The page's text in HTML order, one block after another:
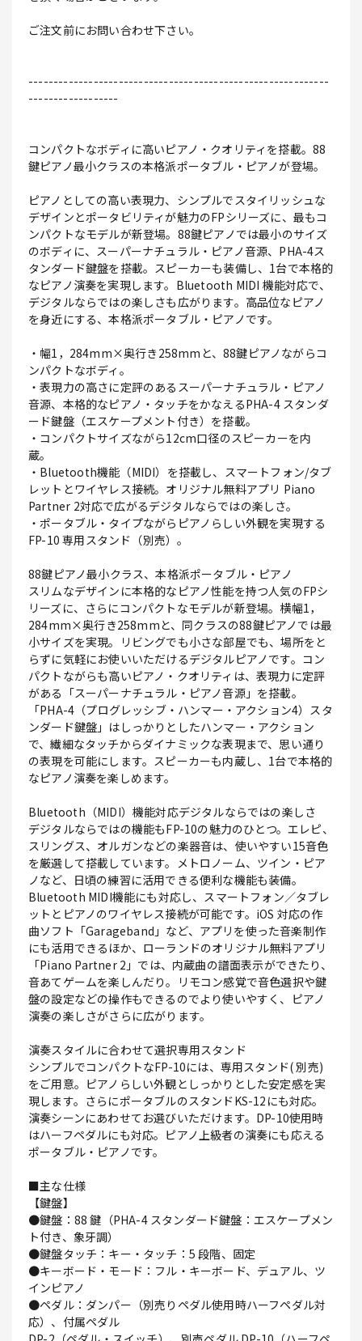
ご注文前にお問い合わせ下さい。
------------------------------------------------------------
------------------
コンパクトなボディに高いピアノ・クオリティを搭載。88
鍵ピアノ最小クラスの本格派ポータブル・ピアノが登場。
ピアノとしての高い表現力、シンプルでスタイリッシュな
デザインとポータビリティが魅力のFPシリーズに、最もコ
ンパクトなモデルが新登場。88鍵ピアノでは最小のサイズ
のボディに、スーパーナチュラル・ピアノ音源、PHA-4ス
タンダード鍵盤を搭載。スピーカーも装備し、1台で本格的
なピアノ演奏を実現します。Bluetooth MIDI 機能対応で、
デジタルならではの楽しさも広がります。高品位なピアノ
を身近にする、本格派ポータブル・ピアノです。
・幅1，284mm×奥行き258mmと、88鍵ピアノながらコ
ンパクトなボディ。
・表現力の高さに定評のあるスーパーナチュラル・ピアノ
音源、本格的なピアノ・タッチをかなえるPHA-4 スタンダ
ード鍵盤（エスケープメント付き）を搭載。
・コンパクトサイズながら12cm口径のスピーカーを内
蔵。
・Bluetooth機能（MIDI）を搭載し、スマートフォン/タブ
レットとワイヤレス接続。オリジナル無料アプリ Piano
Partner 2対応で広がるデジタルならではの楽しさ。
・ポータブル・タイプながらピアノらしい外観を実現する
FP-10 専用スタンド（別売）。
88鍵ピアノ最小クラス、本格派ポータブル・ピアノ
スリムなデザインに本格的なピアノ性能を持つ人気のFPシ
リーズに、さらにコンパクトなモデルが新登場。横幅1，
284mm×奥行き258mmと、同クラスの88鍵ピアノでは最
小サイズを実現。リビングでも小さな部屋でも、場所をと
らずに気軽にお使いいただけるデジタルピアノです。コン
パクトながらも高いピアノ・クオリティは、表現力に定評
がある「スーパーナチュラル・ピアノ音源」を搭載。
「PHA-4（プログレッシブ・ハンマー・アクション4）スタ
ンダード鍵盤」はしっかりとしたハンマー・アクション
で、繊細なタッチからダイナミックな表現まで、思い通り
の表現を可能にします。スピーカーも内蔵し、1台で本格的
なピアノ演奏を楽しめます。
Bluetooth（MIDI）機能対応デジタルならではの楽しさ
デジタルならではの機能もFP-10の魅力のひとつ。エレピ、
スリングス、オルガンなどの楽器音は、使いやすい15音色
を厳選して搭載しています。メトロノーム、ツイン・ピア
ノなど、日頃の練習に活用できる便利な機能も装備。
Bluetooth MIDI機能にも対応し、スマートフォン／タブレ
ットとピアノのワイヤレス接続が可能です。iOS 対応の作
曲ソフト「Garageband」など、アプリを使った音楽制作
にも活用できるほか、ローランドのオリジナル無料アプリ
「Piano Partner 2」では、内蔵曲の譜面表示ができたり、
音あてゲームを楽しんだり。リモコン感覚で音色選択や鍵
盤の設定などの操作もできるのでより使いやすく、ピアノ
演奏の楽しさがさらに広がります。
演奏スタイルに合わせて選択専用スタンド
シンプルでコンパクトなFP-10には、専用スタンド( 別売)
をご用意。ピアノらしい外観としっかりとした安定感を実
現します。さらにポータブルのスタンドKS-12にも対応。
演奏シーンにあわせてお選びいただけます。DP-10使用時
はハーフペダルにも対応。ピアノ上級者の演奏にも応える
ポータブル・ピアノです。
■主な仕様
【鍵盤】
●鍵盤：88 鍵（PHA-4 スタンダード鍵盤：エスケープメン
ト付き、象牙調）
●鍵盤タッチ：キー・タッチ：5 段階、固定
●キーボード・モード：フル・キーボード、デュアル、ツ
インピアノ
●ペダル：ダンパー（別売りペダル使用時ハーフペダル対
応）、付属ペダル